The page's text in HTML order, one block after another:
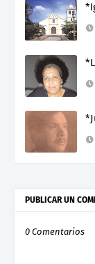
PUBLICAR UN
0 Comentarios